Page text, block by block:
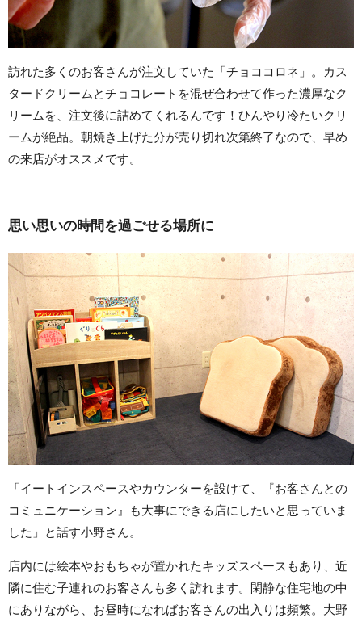
訪れた多くのお客さんが注文していた「チョココロネ」。カス
タードクリームとチョコレートを混ぜ合わせて作った濃厚なク
リームを、注文後に詰めてくれるんです！ひんやり冷たいクリ
ームが絶品。朝焼き上げた分が売り切れ次第終了なので、早め
の来店がオススメです。
思い思いの時間を過ごせる場所に
「イートインスペースやカウンターを設けて、『お客さんとの
コミュニケーション』も大事にできる店にしたいと思っていま
した」と話す小野さん。
店内には絵本やおもちゃが置かれたキッズスペースもあり、近
隣に住む子連れのお客さんも多く訪れます。閑静な住宅地の中
にありながら、お昼時になればお客さんの出入りは頻繁。大野